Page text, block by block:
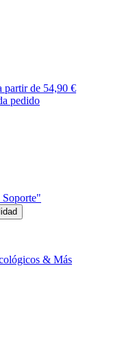
partir de 54,90 €
pedido
Soporte"
& Más